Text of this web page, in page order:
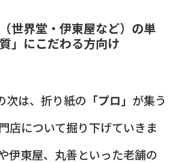
世界堂・伊東屋など）の単
」にこだわる方向け
次は、折り紙の 「プロ」 が集う
店について掘り下げていきま
伊東屋、丸善といった老舗の